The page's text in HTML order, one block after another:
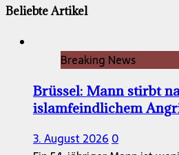
Beliebte Artikel
Breaking News
Brüssel: Mann stirbt
islamfeindlichem
3. August 2026 0